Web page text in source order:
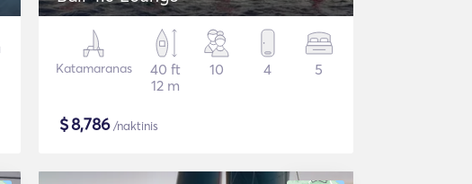
Katamaranas
40 ft
12 m
10 4 5
$8,786/naktinis